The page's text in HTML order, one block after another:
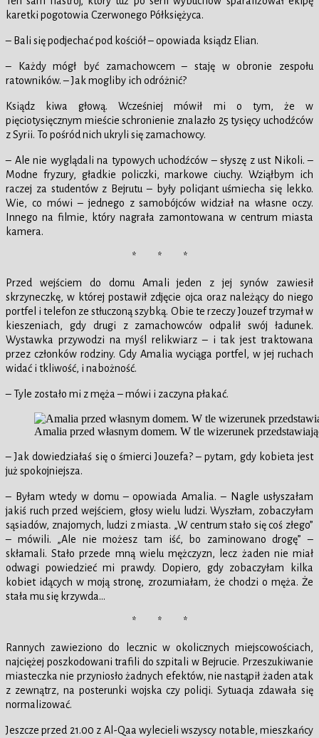
karetki pogotowia Czerwonego Półksiężyca.
– Bali się podjechać pod kościół – opowiada ksiądz Elian.
– Każdy mógł być zamachowcem – staję w obronie zespołu
ratowników. – Jak mogliby ich odróżnić?
Ksiądz kiwa głową. Wcześniej mówił mi o tym, że w
pięciotysięcznym mieście schronienie znalazło 25 tysięcy uchodźców
z Syrii. To pośród nich ukryli się zamachowcy.
– Ale nie wyglądali na typowych uchodźców – słyszę z ust Nikoli. –
Modne fryzury, gładkie policzki, markowe ciuchy. Wziąłbym ich
raczej za studentów z Bejrutu – były policjant uśmiecha się lekko.
Wie, co mówi – jednego z samobójców widział na własne oczy.
Innego na filmie, który nagrała zamontowana w centrum miasta
kamera.
* * *
Przed wejściem do domu Amali jeden z jej synów zawiesił
skrzyneczkę, w której postawił zdjęcie ojca oraz należący do niego
portfel i telefon ze stłuczoną szybką. Obie te rzeczy Jouzef trzymał w
kieszeniach, gdy drugi z zamachowców odpalił swój ładunek.
Wystawka przywodzi na myśl relikwiarz – i tak jest traktowana
przez członków rodziny. Gdy Amalia wyciąga portfel, w jej ruchach
widać i tkliwość, i nabożność.
– Tyle zostało mi z męża – mówi i zaczyna płakać.
Amalia przed własnym domem. W tle wizerunek
– Jak dowiedziałaś się o śmierci Jouzefa? – pytam, gdy kobieta jest
już spokojniejsza.
– Byłam wtedy w domu – opowiada Amalia. – Nagle usłyszałam
jakiś ruch przed wejściem, głosy wielu ludzi. Wyszłam, zobaczyłam
sąsiadów, znajomych, ludzi z miasta. „W centrum stało się coś złego”
– mówili. „Ale nie możesz tam iść, bo zaminowano drogę” –
skłamali. Stało przede mną wielu mężczyzn, lecz żaden nie miał
odwagi powiedzieć mi prawdy. Dopiero, gdy zobaczyłam kilka
kobiet idących w moją stronę, zrozumiałam, że chodzi o męża. Że
stała mu się krzywda…
* * *
Rannych zawieziono do lecznic w okolicznych miejscowościach,
najciężej poszkodowani trafili do szpitali w Bejrucie. Przeszukiwanie
miasteczka nie przyniosło żadnych efektów, nie nastąpił żaden atak
z zewnątrz, na posterunki wojska czy policji. Sytuacja zdawała się
normalizować.
Jeszcze przed 21.00 z Al-Qaa wylecieli wszyscy notable, mieszkańcy